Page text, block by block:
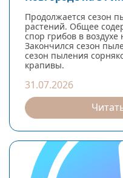
Продолжается сезон
растений. Общее
спор грибов в
Закончился сезон
сезон пыления
крапивы.
31.07.2026